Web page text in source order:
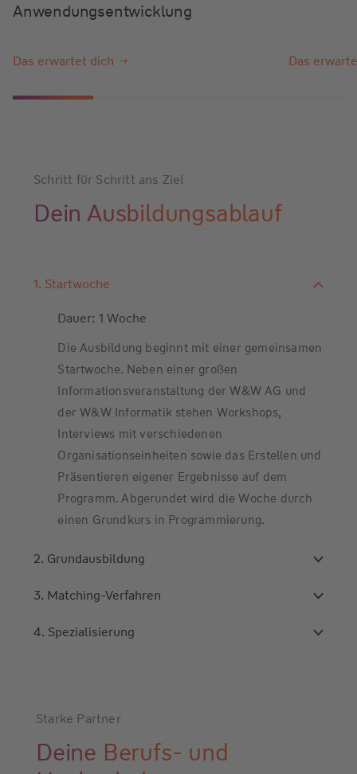
Anwendungsentwicklung
Das erwartet dich Das
Schritt für Schritt ans Ziel
Dein Ausbildungsablauf
1. Startwoche
Dauer: 1 Woche
Die Ausbildung beginnt mit einer gemeinsamen
Startwoche. Neben einer großen
Informationsveranstaltung der W&W AG und
der W&W Informatik stehen Workshops,
Interviews mit verschiedenen
Organisationseinheiten sowie das Erstellen und
Präsentieren eigener Ergebnisse auf dem
Programm. Abgerundet wird die Woche durch
einen Grundkurs in Programmierung.
2. Grundausbildung
3. Matching-Verfahren
4. Spezialisierung
Starke Partner
Deine Berufs- und